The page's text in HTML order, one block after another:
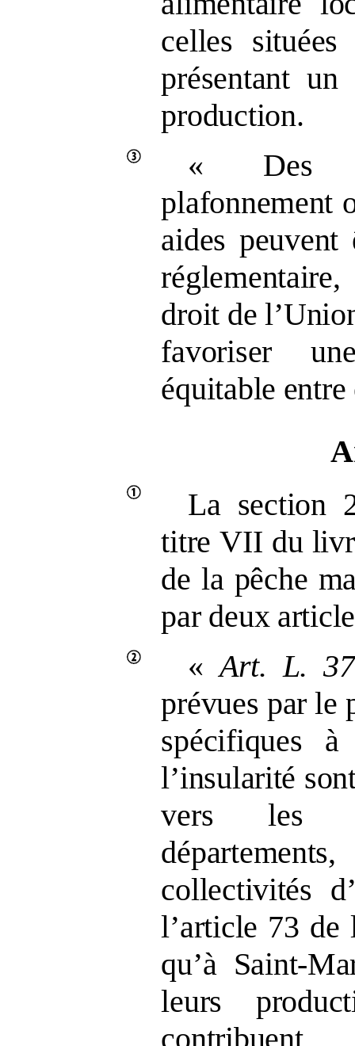
celles
présentant
production.
«
Des
plafonnement
aides
droit de
favoriser
équitable
La section
titre VII du
de la pêche
par deux
« Art. L.
prévues par le
spécifiques
l’insularité
vers les
collectivités
l’article 73
qu’à Saint‑
leurs